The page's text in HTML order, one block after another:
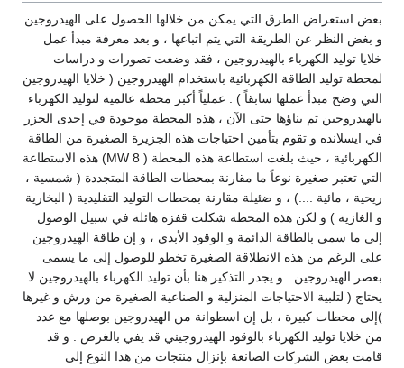
بعض استعراض الطرق التي يمكن من خلالها الحصول على الهيدروجين
و بغض النظر عن الطريقة التي يتم اتباعها ، و بعد معرفة مبدأ عمل
خلايا توليد الكهرباء بالهيدروجين ، فقد وضعت تصورات و دراسات
لمحطة توليد الطاقة الكهربائية باستخدام الهيدروجين ( خلايا الهيدروجين
التي وضح مبدأ عملها سابقاً ) . عملياً أكبر محطة عالمية لتوليد الكهرباء
بالهيدروجين تم بناؤها حتى الآن ، هذه المحطة موجودة في إحدى الجزر
في ايسلانده و تقوم بتأمين احتياجات هذه الجزيرة الصغيرة من الطاقة
الكهربائية ، حيث بلغت استطاعة هذه المحطة ( 8 MW) هذه الاستطاعة
التي تعتبر صغيرة نوعاً ما مقارنة بمحطات الطاقة المتجددة ( شمسية ،
ريحية ، مائية ....) ، و ضئيلة مقارنة بمحطات التوليد التقليدية ( البخارية
و الغازية ) و لكن هذه المحطة شكلت قفزة هائلة في سبيل الوصول
إلى ما سمي بالطاقة الدائمة و الوقود الأبدي ، و إن طاقة الهيدروجين
على الرغم من هذه الانطلاقة الصغيرة تخطو للوصول إلى ما يسمى
بعصر الهيدروجين . و يجدر التذكير هنا بأن توليد الكهرباء بالهيدروجين لا
يحتاج ( لتلبية الاحتياجات المنزلية و الصناعية الصغيرة من ورش و غيرها
)إلى محطات كبيرة ، بل إن اسطوانة من الهيدروجين بوصلها مع عدد
من خلايا توليد الكهرباء بالوقود الهيدروجيني قد يفي بالغرض . و قد
قامت بعض الشركات الصانعة بإنزال منتجات من هذا النوع إلى